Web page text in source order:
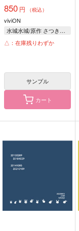
にする。 3
850 円 （税込）
viviON
水城水城/原作 さつきあしゃ/作画
△：在庫残りわずか
サンプル
カート